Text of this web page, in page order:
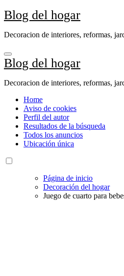
Ir
al
Blog del hogar
Decoracion de interiores, reformas,
Blog del hogar
Decoracion de interiores, reformas,
Home
Aviso de cookies
Perfil del autor
Resultados de la búsqueda
Todos los anuncios
Ubicación única
Página de inicio
Decoración del hogar
Juego de cuarto para